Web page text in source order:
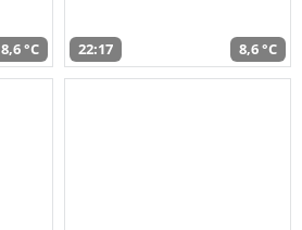
8,6 °C 22:17 8,6 °C